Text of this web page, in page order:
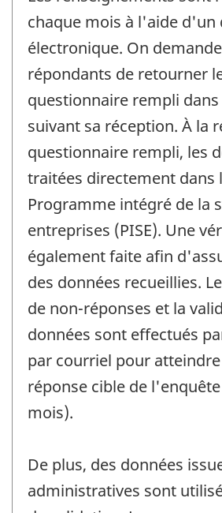
chaque mois à l'aide d'un
électronique. On
répondants de retourner
questionnaire rempli dans
suivant sa réception. À la
questionnaire rempli, les
traitées directement dans
Programme intégré de la
entreprises (PISE). Une
également faite afin
des données recueillies.
de non-réponses et la
données sont effectués
par courriel pour
réponse cible de
mois).
De plus, des données
administratives sont